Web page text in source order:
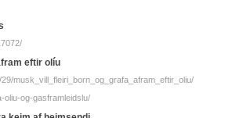
eftir olíu
musk_vill_fleiri_born_og_grafa_afram_eftir_oliu/
oliu-og-gasframleidslu/